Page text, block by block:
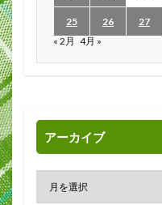
25 26 27
« 2月 4月 »
アーカイブ